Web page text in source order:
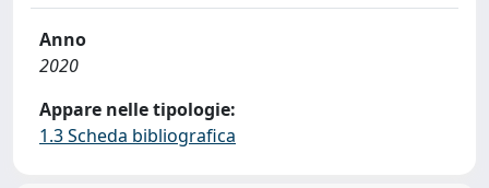
Anno
2020
Appare nelle tipologie:
1.3 Scheda bibliografica